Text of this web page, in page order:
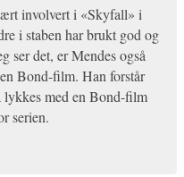
involvert i «Skyfall» i
i staben har brukt god og
ser det, er Mendes også
Bond-film. Han forstår
lykkes med en Bond-film
serien.